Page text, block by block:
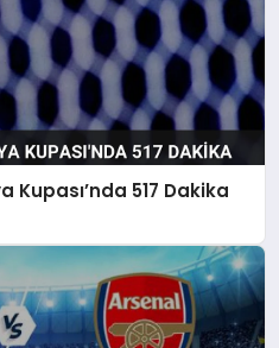
Kupası’nda 517 Dakika